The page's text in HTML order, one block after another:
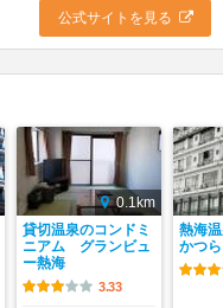
公式サイトを見る
0.1km
貸切温泉のコンドミ
ニアム グランビュ
ー熱海
3.33
熱海
かつら